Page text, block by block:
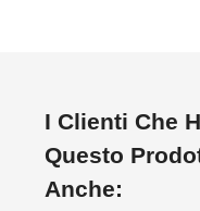
I Clienti Che
Questo
Anche: